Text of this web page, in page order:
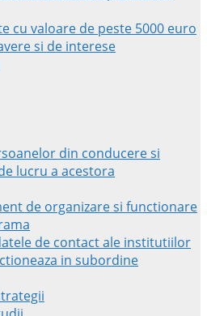
cu valoare de peste 5000 euro
si de interese
din conducere si
lucru a acestora
de organizare si functionare
de contact ale institutiilor
in subordine